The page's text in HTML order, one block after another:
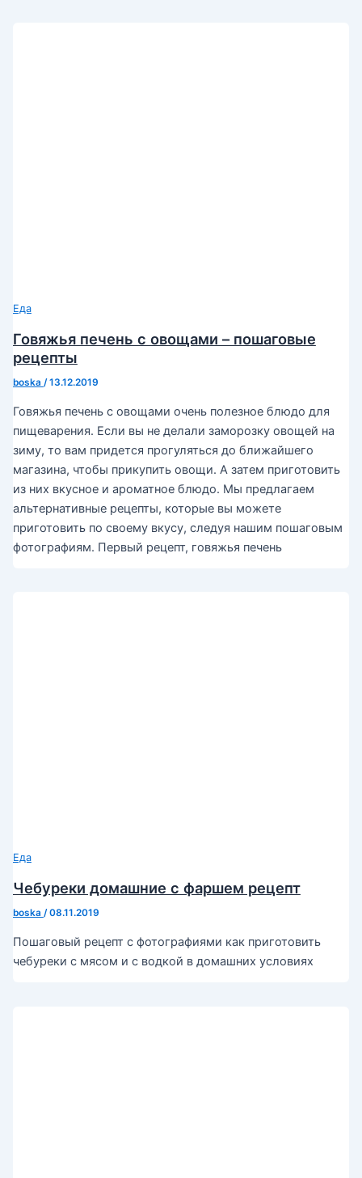
Еда
Говяжья печень с овощами – пошаговые
рецепты
boska /13.12.2019
Говяжья печень с овощами очень полезное блюдо для
пищеварения. Если вы не делали заморозку овощей на
зиму, то вам придется прогуляться до ближайшего
магазина, чтобы прикупить овощи. А затем приготовить
из них вкусное и ароматное блюдо. Мы предлагаем
альтернативные рецепты, которые вы можете
приготовить по своему вкусу, следуя нашим пошаговым
фотографиям. Первый рецепт, говяжья печень
Еда
Чебуреки домашние с фаршем рецепт
boska /08.11.2019
Пошаговый рецепт с фотографиями как приготовить
чебуреки с мясом и с водкой в домашних условиях